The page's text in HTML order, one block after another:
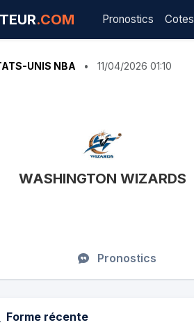
.COM Pronostics Cotes
UNIS NBA • 11/04/2026 01:10
WASHINGTON WIZARDS
Pronostics
Forme récente